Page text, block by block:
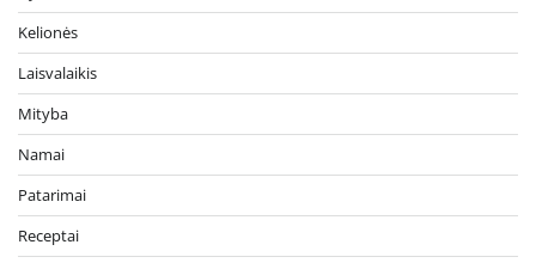
Kelionės
Laisvalaikis
Mityba
Namai
Patarimai
Receptai